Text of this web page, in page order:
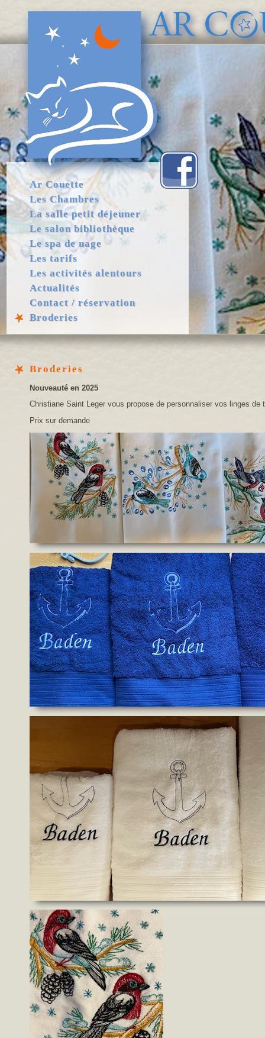
Ar Couette
Les Chambres
La salle petit déjeuner
Le salon bibliothèque
Le spa de nage
Les tarifs
Les activités alentours
Actualités
Contact / réservation
Broderies
Broderies
Nouveauté en 2025
Christiane Saint Leger vous propose de personnaliser vos linges
Prix sur demande